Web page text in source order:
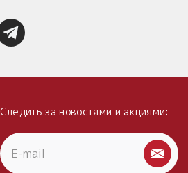
Следить за новостями и акциями: